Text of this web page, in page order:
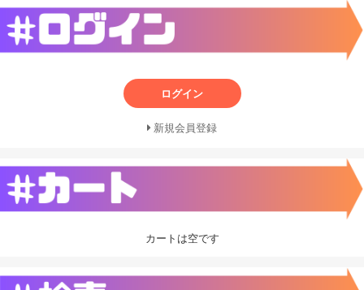
ログイン
新規会員登録
カートは空です